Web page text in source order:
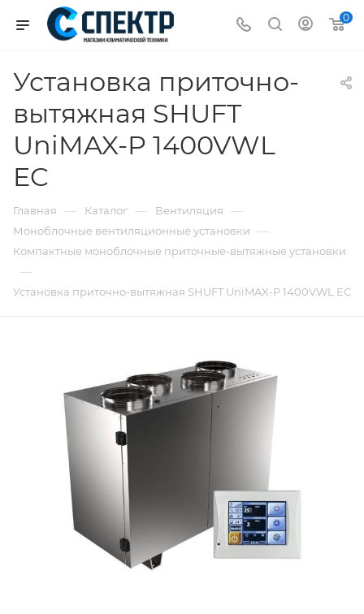
0
Установка приточно-
вытяжная SHUFT
UniMAX-P 1400VWL
EC
Главная — Каталог — Вентиляция —
Моноблочные вентиляционные установки —
Компактные моноблочные приточные-вытяжные установки
—
Установка приточно-вытяжная SHUFT UniMAX-P 1400VWL EC